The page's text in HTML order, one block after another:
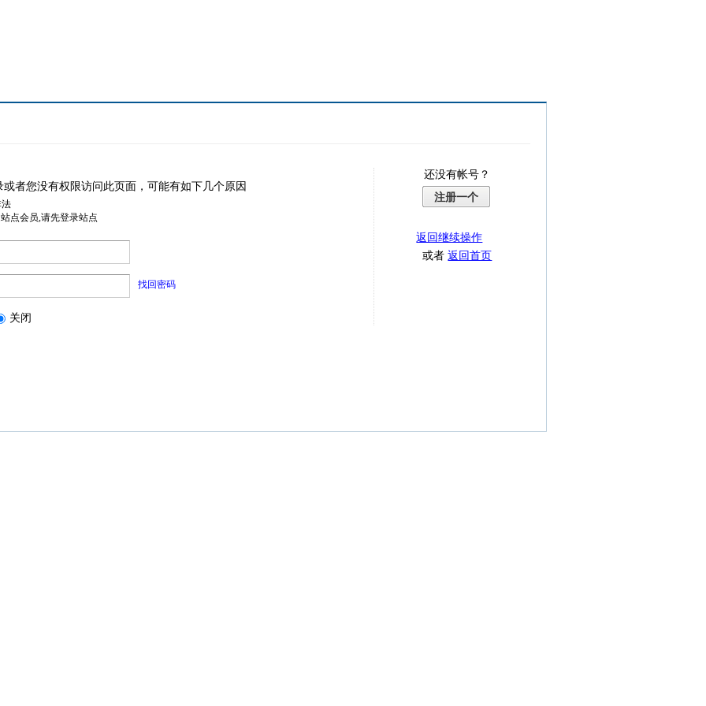
或者您没有权限访问此页面，可能有如下几个原因
点会员,请先登录站点
找回密码
关闭
还没有帐号？
注册一个
返回继续操作
或者返回首页